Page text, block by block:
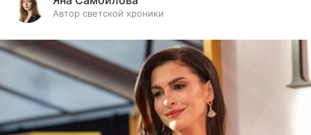
Автор светской хроники